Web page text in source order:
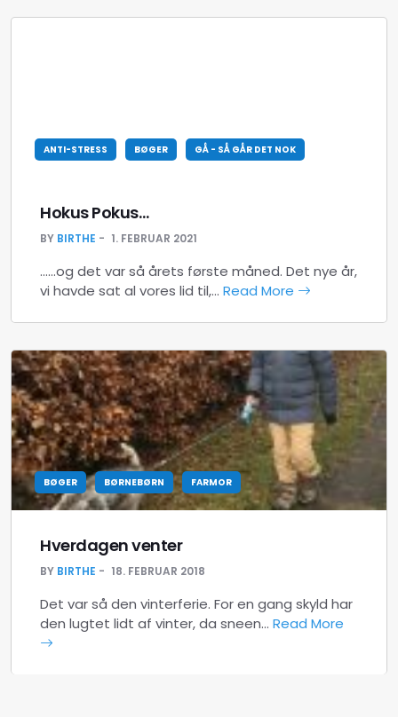
ANTI-STRESS BØGER GÅ - SÅ GÅR DET NOK
Hokus Pokus…
BY BIRTHE 1. FEBRUAR 2021
……og det var så årets første måned. Det nye år,
vi havde sat al vores lid til,… Read More
BØGER BØRNEBØRN FARMOR
Hverdagen venter
BY BIRTHE 18. FEBRUAR 2018
Det var så den vinterferie. For en gang skyld har
den lugtet lidt af vinter, da sneen… Read More